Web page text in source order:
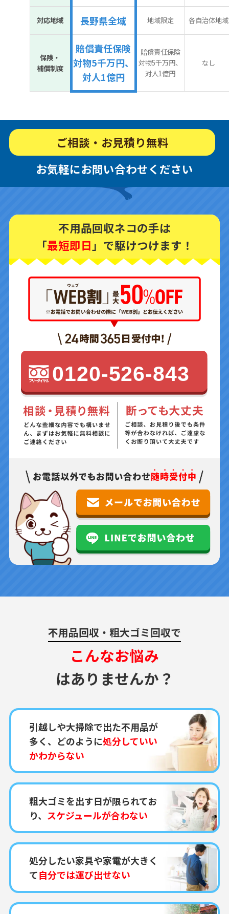
対応地域 長野県全域 地域限定 各自治体地域
保険・
補償制度
賠償責任保険
対物5千万円、
対人1億円
賠償責任保険
対物5千万円、
対人1億円
なし
ご相談・お見積り無料
お気軽にお問い合わせください
不用品回収ネコの手は
「最短即日 」で駆けつけます！
0120-526-843
不用品回収・粗大ゴミ回収で
こんなお悩み
はありませんか？
引越しや大掃除で出た不用品が
多く、どのように処分していい
かわからない
粗大ゴミを出す日が限られてお
り、 スケジュールが合わない
処分したい家具や家電が大きく
て自分では運び出せない